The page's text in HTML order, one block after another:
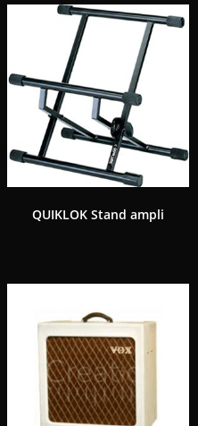
QUIKLOK Stand ampli